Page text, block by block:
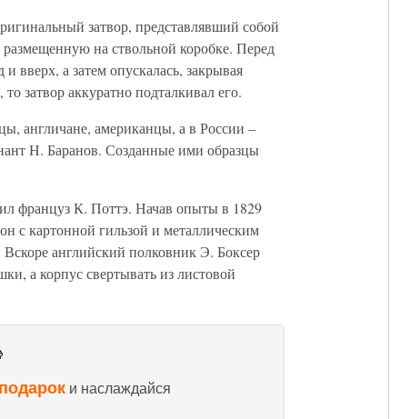
затвор, представлявший собой
на ствольной коробке. Перед
вверх, а затем опускалась, закрывая
затвор аккуратно подталкивал его.
англичане, американцы, а в России –
Н. Баранов. Созданные ими образцы
француз К. Поттэ. Начав опыты в 1829
с картонной гильзой и металлическим
английский полковник Э. Боксер
а корпус свертывать из листовой
и наслаждайся